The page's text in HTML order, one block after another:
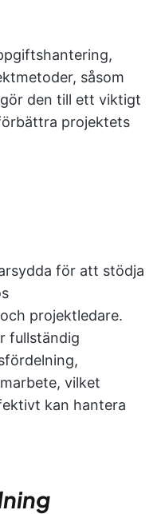
såsom
den till ett viktigt
projektets
för att stödja
projektledare.
fullständig
vilket
kan hantera